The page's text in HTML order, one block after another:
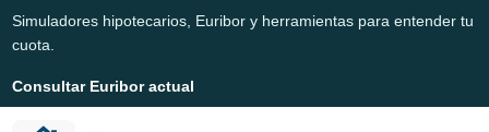
Simuladores hipotecarios, Euribor y herramientas para entender tu
cuota.
Consultar Euribor actual